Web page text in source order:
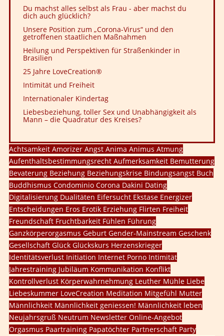
Du machst alles selbst als Frau - aber machst du
dich auch glücklich?
Unsere Position zum „Corona-Virus“ und den
getroffenen staatlichen Maßnahmen
Heilung und Perspektiven für Straßenkinder in
Brasilien
25 Jahre LoveCreation®
Intimität und Freiheit
Internationaler Kindertag
Liebesbeziehung, toller Sex und Unabhängigkeit als
Mann – die Quadratur des Kreises?
Achtsamkeit Amorizer Angst Anima Animus Atmung
Aufenthaltsbestimmungsrecht Aufmerksamkeit Bemutterung
Bevaterung Beziehung Beziehungskrise Bindungsangst Buch
Buddhismus Condominio Corona Dakini Dating
Digitalisierung Dualitäten Eifersucht Ekstase Energizer
Entscheidungen Eros Erotik Erziehung Flirten Freiheit
Freundschaft Fruchtbarkeit Fühlen Führung
Ganzkörperorgasmus Geburt Gender-Mainstream Geschenk
Gesellschaft Glück Glückskurs Herzenskrieger
Identitätsverlust Initiation Internet Porno Intimität
Jahrestraining Jubiläum Kommunikation Konflikt
Kontrollverlust Körperwahrnehmung Leuther Mühle Liebe
Liebeskummer LoveCreation Meditation Mitgefühl Mutter
Männlichkeit Männlichkeit geniessen! Männlichkeit leben
Neujahrsgruß Neutrum Newsletter Online-Angebot
Orgasmus Paartraining Papatöchter Partnerschaft Party